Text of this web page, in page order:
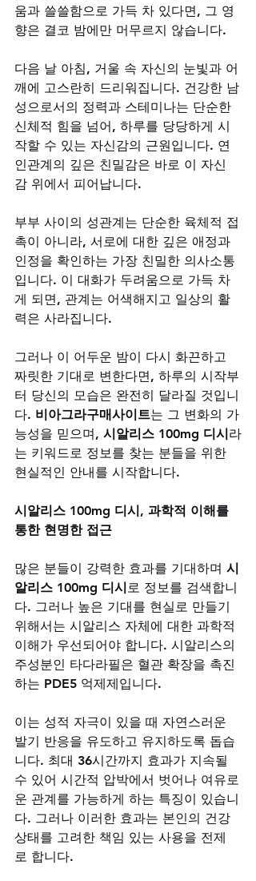
움과 쓸쓸함으로 가득 차 있다면, 그 영
향은 결코 밤에만 머무르지 않습니다.
다음 날 아침, 거울 속 자신의 눈빛과 어
깨에 고스란히 드리워집니다. 건강한 남
성으로서의 정력과 스테미나는 단순한
신체적 힘을 넘어, 하루를 당당하게 시
작할 수 있는 자신감의 근원입니다. 연
인관계의 깊은 친밀감은 바로 이 자신
감 위에서 피어납니다.
부부 사이의 성관계는 단순한 육체적 접
촉이 아니라, 서로에 대한 깊은 애정과
인정을 확인하는 가장 친밀한 의사소통
입니다. 이 대화가 두려움으로 가득 차
게 되면, 관계는 어색해지고 일상의 활
력은 사라집니다.
그러나 이 어두운 밤이 다시 화끈하고
짜릿한 기대로 변한다면, 하루의 시작부
터 당신의 모습은 완전히 달라질 것입니
다. 비아그라구매사이트는 그 변화의 가
능성을 믿으며, 시알리스 100mg 디시라
는 키워드로 정보를 찾는 분들을 위한
현실적인 안내를 시작합니다.
시알리스 100mg 디시, 과학적 이해를
통한 현명한 접근
많은 분들이 강력한 효과를 기대하며 시
알리스 100mg 디시로 정보를 검색합니
다. 그러나 높은 기대를 현실로 만들기
위해서는 시알리스 자체에 대한 과학적
이해가 우선되어야 합니다. 시알리스의
주성분인 타다라필은 혈관 확장을 촉진
하는 PDE5 억제제입니다.
이는 성적 자극이 있을 때 자연스러운
발기 반응을 유도하고 유지하도록 돕습
니다. 최대 36시간까지 효과가 지속될
수 있어 시간적 압박에서 벗어나 여유로
운 관계를 가능하게 하는 특징이 있습니
다. 그러나 이러한 효과는 본인의 건강
상태를 고려한 책임 있는 사용을 전제
로 합니다.